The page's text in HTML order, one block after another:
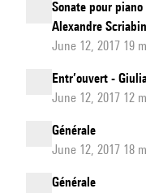
Sonate pour
Alexandre
June 12, 2017 19
Entr’ouvert -
June 12, 2017 12
Générale
June 12, 2017 18
Générale